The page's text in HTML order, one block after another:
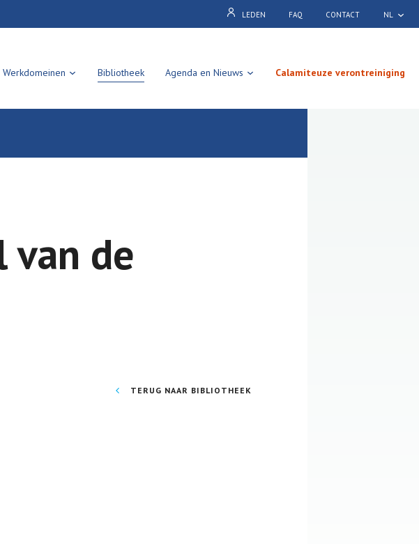
LEDEN FAQ CONTACT NL
Werkdomeinen Bibliotheek Agenda en Nieuws Calamiteuze verontreiniging
van de
TERUG NAAR BIBLIOTHEEK